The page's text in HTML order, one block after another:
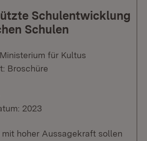
Schulentwicklung
Schulen
für Kultus
Broschüre
2023
mit hoher Aussagekraft sollen